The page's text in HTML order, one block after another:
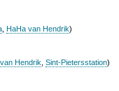
HaHa van Hendrik)
Hendrik Sint-Pietersstation)